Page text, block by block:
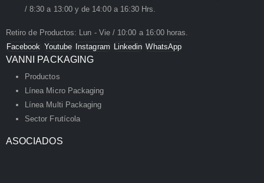
/ 8:30 a 13:00 y de 14:00 a 16:30 Hrs.
Retiro de Productos: Lun - Vie / 10:00 a 16:00 horas.
Facebook Youtube Instagram Linkedin WhatsApp
VANNI PACKAGING
Productos
Línea Micro Packaging
Línea Multi Packaging
Sector Frutícola
ASOCIADOS